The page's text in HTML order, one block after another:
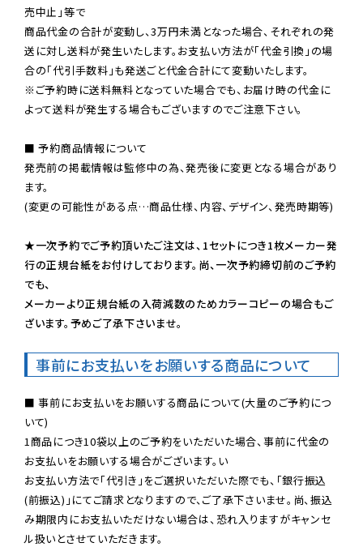
売中止」等で
商品代金の合計が変動し、3万円未満となった場合、それぞれの発
送に対し送料が発生いたします。お支払い方法が「代金引換」の場
※ご予約時に送料無料となっていた場合でも、お届け時の代金に
よって送料が発生する場合もございますのでご注意下さい。
■ 予約商品情報について
発売前の掲載情報は監修中の為、発売後に変更となる場合があり
ます。
(変更の可能性がある点…商品仕様、内容、デザイン、発売時期等)
★一次予約でご予約頂いたご注文は、1セットにつき1枚メーカー発
行の正規台紙をお付けしております。尚、一次予約締切前のご予約
でも、
メーカーより正規台紙の入荷減数のためカラーコピーの場合もご
ざいます。予めご了承下さいませ。
事前にお支払いをお願いする商品について
■ 事前にお支払いをお願いする商品について(大量のご予約につ
いて)
1商品につき10袋以上のご予約をいただいた場合、事前に代金の
お支払いをお願いする場合がございます。い
お支払い方法で「代引き」をご選択いただいた際でも、「銀行振込
(前振込)」にてご請求となりますので、ご了承下さいませ。尚、振込
み期限内にお支払いただけない場合は、恐れ入りますがキャンセ
ル扱いとさせていただきます。